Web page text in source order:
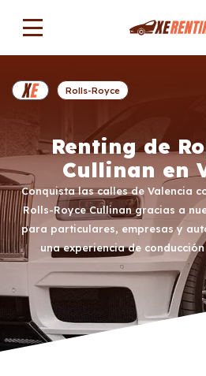
Renting de
Cullinan en
Conquista las calles de Valencia
Rolls-Royce Cullinan gracias a
para particulares, empresas y
una experiencia de
Rolls-Royce